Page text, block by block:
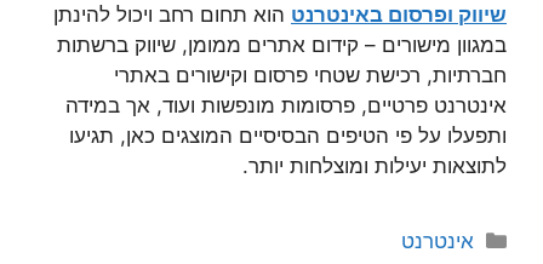
שיווק ופרסום באינטרנט הוא תחום רחב ויכול להינתן
במגוון מישורים – קידום אתרים ממומן, שיווק ברשתות
חברתיות, רכישת שטחי פרסום וקישורים באתרי
אינטרנט פרטיים, פרסומות מונפשות ועוד, אך במידה
ותפעלו על פי הטיפים הבסיסיים המוצגים כאן, תגיעו
לתוצאות יעילות ומוצלחות יותר.
קטגוריות
אינטרנט